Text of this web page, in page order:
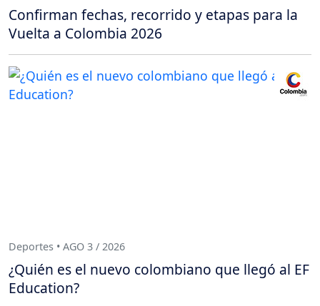
Confirman fechas, recorrido y etapas para la
Vuelta a Colombia 2026
Deportes • AGO 3 / 2026
¿Quién es el nuevo colombiano que llegó al EF
Education?